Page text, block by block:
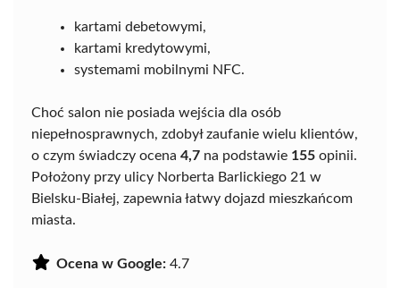
kartami debetowymi,
kartami kredytowymi,
systemami mobilnymi NFC.
Choć salon nie posiada wejścia dla osób
niepełnosprawnych, zdobył zaufanie wielu klientów,
o czym świadczy ocena 4,7 na podstawie 155 opinii.
Położony przy ulicy Norberta Barlickiego 21 w
Bielsku-Białej, zapewnia łatwy dojazd mieszkańcom
miasta.
Ocena w Google: 4.7